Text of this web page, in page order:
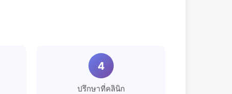
4
ปรึกษาที่คลินิก